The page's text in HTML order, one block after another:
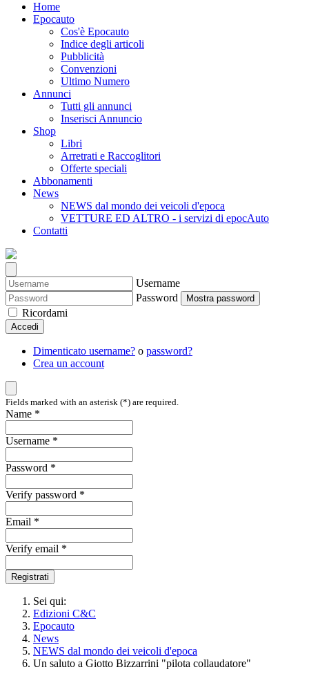
Home
Epocauto
Cos'è Epocauto
Indice degli articoli
Pubblicità
Convenzioni
Ultimo Numero
Annunci
Tutti gli annunci
Inserisci Annuncio
Shop
Libri
Arretrati e Raccoglitori
Offerte speciali
Abbonamenti
News
NEWS dal mondo dei veicoli d'epoca
VETTURE ED ALTRO - i servizi di epocAuto
Contatti
Username
Password
Mostra password
Ricordami
Accedi
Dimenticato username? o password?
Crea un account
Fields marked with an asterisk (*) are required.
Name *
Username *
Password *
Verify password *
Email *
Verify email *
Registrati
Sei qui:
Edizioni C&C
Epocauto
News
NEWS dal mondo dei veicoli d'epoca
Un saluto a Giotto Bizzarrini "pilota collaudatore"